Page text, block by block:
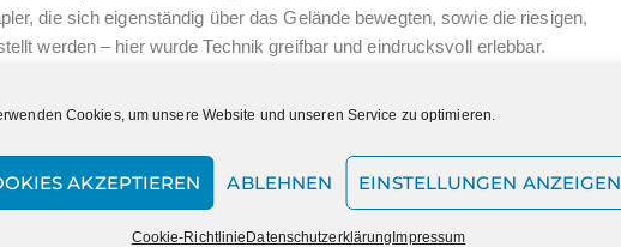
Cookies, um unsere Website und unseren Service zu optimieren.
AKZEPTIEREN ABLEHNEN EINSTELLUNGEN ANZEIGEN
Cookie-Richtlinie Datenschutzerklärung Impressum
die sich eigenständig über das Gelände bewegten, sowie die riesigen,
werden – hier wurde Technik greifbar und eindrucksvoll erlebbar.
in die Welt der Beschichtung und Farbanalyse. So wurde
auf einer Oberfläche verläuft, und es wurde gezeigt, wie und wo im Labor
vielfältig und praxisorientiert die Arbeit in einem Labor sein kann.
Erfahrung. Viele neue Eindrücke, interessante Gespräche und
beigetragen – und vielleicht auch den ein oder anderen Berufswunsch